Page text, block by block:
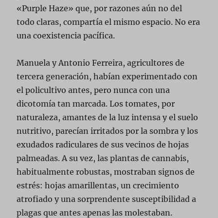
«Purple Haze» que, por razones aún no del
todo claras, compartía el mismo espacio. No era
una coexistencia pacífica.
Manuela y Antonio Ferreira, agricultores de
tercera generación, habían experimentado con
el policultivo antes, pero nunca con una
dicotomía tan marcada. Los tomates, por
naturaleza, amantes de la luz intensa y el suelo
nutritivo, parecían irritados por la sombra y los
exudados radiculares de sus vecinos de hojas
palmeadas. A su vez, las plantas de cannabis,
habitualmente robustas, mostraban signos de
estrés: hojas amarillentas, un crecimiento
atrofiado y una sorprendente susceptibilidad a
plagas que antes apenas las molestaban.